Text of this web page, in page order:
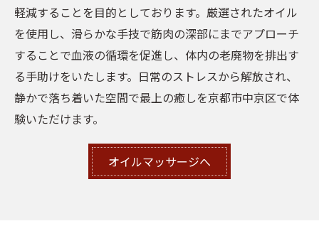
軽減することを目的としております。厳選されたオイル
を使用し、滑らかな手技で筋肉の深部にまでアプローチ
することで血液の循環を促進し、体内の老廃物を排出す
る手助けをいたします。日常のストレスから解放され、
静かで落ち着いた空間で最上の癒しを京都市中京区で体
験いただけます。
オイルマッサージへ